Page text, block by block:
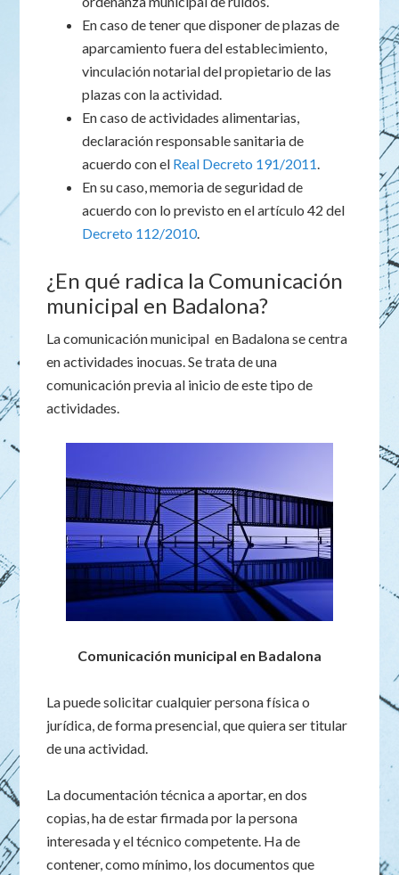
En caso de tener que disponer de plazas de
aparcamiento fuera del establecimiento,
vinculación notarial del propietario de las
plazas con la actividad.
En caso de actividades alimentarias,
declaración responsable sanitaria de
acuerdo con el Real Decreto 191/2011.
En su caso, memoria de seguridad de
acuerdo con lo previsto en el artículo 42 del
Decreto 112/2010.
¿En qué radica la Comunicación
municipal en Badalona?
La comunicación municipal en Badalona se centra
en actividades inocuas. Se trata de una
comunicación previa al inicio de este tipo de
actividades.
Comunicación municipal en Badalona
La puede solicitar cualquier persona física o
jurídica, de forma presencial, que quiera ser titular
de una actividad.
La documentación técnica a aportar, en dos
copias, ha de estar firmada por la persona
interesada y el técnico competente. Ha de
contener, como mínimo, los documentos que